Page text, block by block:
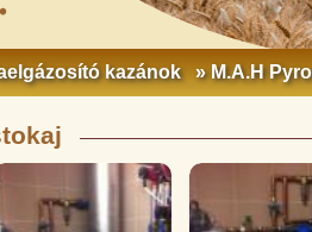
kazánok » M.A.H